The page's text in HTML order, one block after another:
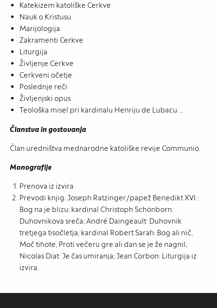
Katekizem katoliške Cerkve
Nauk o Kristusu
Marijologija
Zakramenti Cerkve
Liturgija
Življenje Cerkve
Cerkveni očetje
Poslednje reči
Življenjski opus
Teološka misel pri kardinalu Henriju de Lubacu …
Članstva in gostovanja
Član uredništva mednarodne katoliške revije Communio.
Monografije
Prenova iz izvira
Prevodi knjig: Joseph Ratzinger/papež Benedikt XVI.:
Bog na je blizu; kardinal Christoph Schönborn:
Duhovnikova sreča; André Daingeault: Duhovnik
tretjega tisočletja; kardinal Robert Sarah: Bog ali nič,
Moč tihote, Proti večeru gre ali dan se je že nagnil;
Nicolas Diat: Je čas umiranja; Jean Corbon: Liturgija iz
izvira.